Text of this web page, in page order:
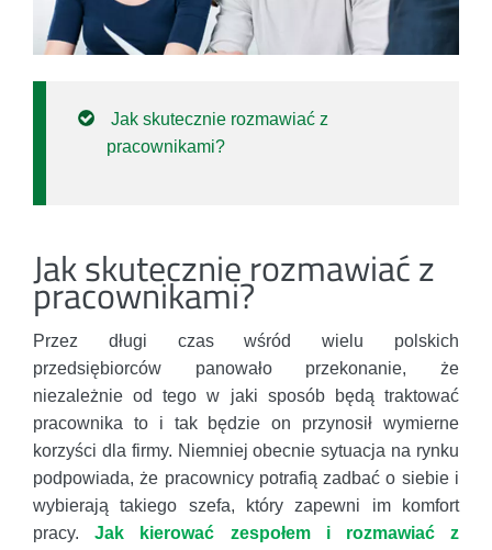
Jak skutecznie rozmawiać z
pracownikami?
Jak skutecznie rozmawiać z
pracownikami?
Przez długi czas wśród wielu polskich
przedsiębiorców panowało przekonanie, że
niezależnie od tego w jaki sposób będą traktować
pracownika to i tak będzie on przynosił wymierne
korzyści dla firmy. Niemniej obecnie sytuacja na rynku
podpowiada, że pracownicy potrafią zadbać o siebie i
wybierają takiego szefa, który zapewni im komfort
pracy.Jak kierować zespołem i rozmawiać z